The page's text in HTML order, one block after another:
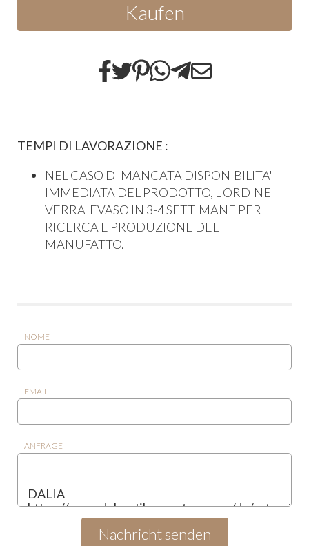
Kaufen
TEMPI DI LAVORAZIONE :
NEL CASO DI MANCATA DISPONIBILITA'
IMMEDIATA DEL PRODOTTO, L'ORDINE
VERRA' EVASO IN 3-4 SETTIMANE PER
RICERCA E PRODUZIONE DEL
MANUFATTO.
NOME
EMAIL
ANFRAGE